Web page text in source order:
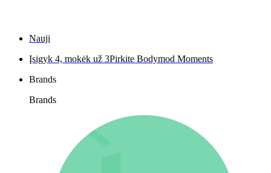
Nauji
Įsigyk 4, mokėk už 3Pirkite Bodymod Moments
Brands
Brands